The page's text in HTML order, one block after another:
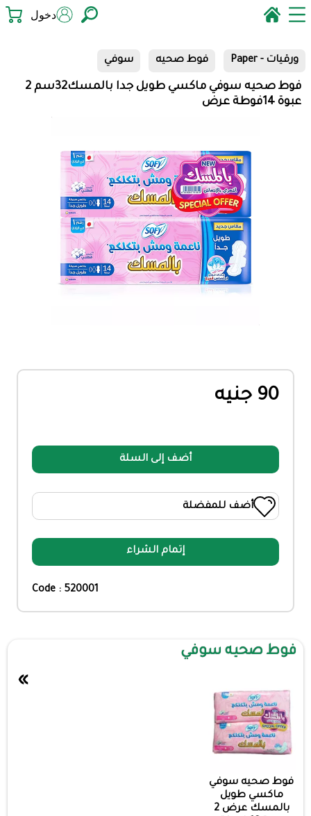
دخول
ورقيات - Paper فوط صحيه سوفي
فوط صحيه سوفي ماكسي طويل جدا بالمسك32سم 2
عبوة 14فوطة عرض
90 جنيه
أضف إلى السلة
أضف للمفضلة
إتمام الشراء
Code : 520001
فوط صحيه سوفي
فوط صحيه سوفي
ماكسي طويل
بالمسك عرض 2
»